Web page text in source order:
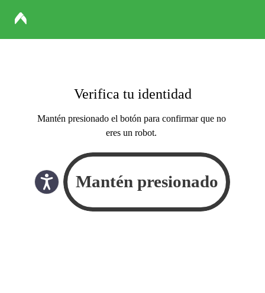
Verifica tu identidad
Mantén presionado el botón para confirmar que no
eres un robot.